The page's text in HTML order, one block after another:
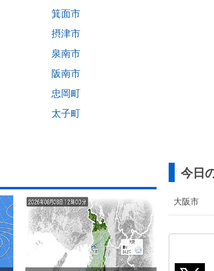
箕面市
摂津市
泉南市
阪南市
忠岡町
太子町
今日
大阪市